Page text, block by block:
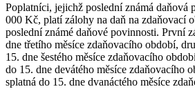
Poplatníci, jejichž poslední známá daňová
000 Kč, platí zálohy na daň na zdaňovací
poslední známé daňové povinnosti. První
dne třetího měsíce zdaňovacího období,
15. dne šestého měsíce zdaňovacího
do 15. dne devátého měsíce zdaňovacího
splatná do 15. dne dvanáctého měsíce